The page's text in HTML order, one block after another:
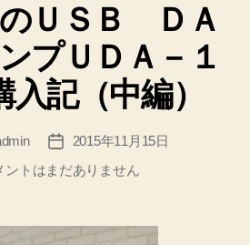
ゴ
リ
ー
のＵＳＢ ＤＡ
プＵＤＡ－１
入記（中編）
投
稿
日
2015年11月15日
ントはまだありません